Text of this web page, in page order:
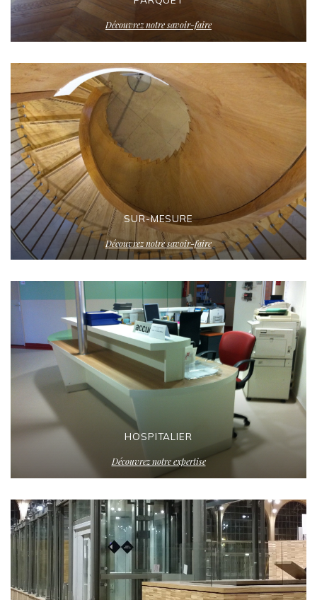
Découvrez notre savoir-faire
SUR-MESURE
Découvrez notre savoir-faire
HOSPITALIER
Découvrez notre expertise